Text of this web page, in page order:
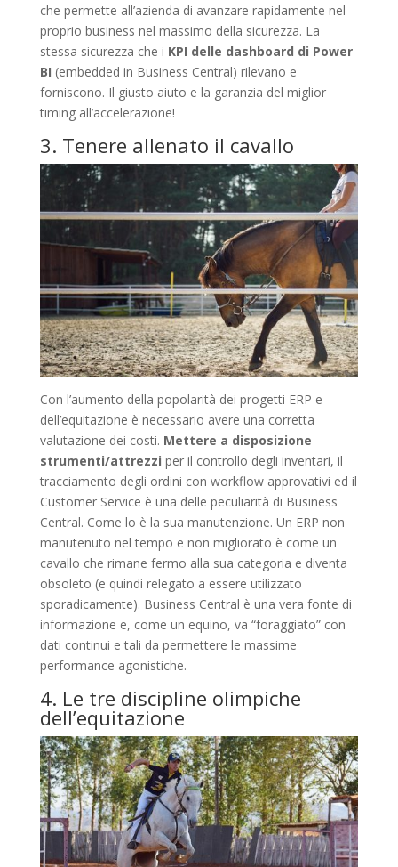
che permette all’azienda di avanzare rapidamente nel
proprio business nel massimo della sicurezza. La
stessa sicurezza che i KPI delle dashboard di Power
BI (embedded in Business Central) rilevano e
forniscono. Il giusto aiuto e la garanzia del miglior
timing all’accelerazione!
3. Tenere allenato il cavallo
Con l’aumento della popolarità dei progetti ERP e
dell’equitazione è necessario avere una corretta
valutazione dei costi. Mettere a disposizione
strumenti/attrezzi per il controllo degli inventari, il
tracciamento degli ordini con workflow approvativi ed il
Customer Service è una delle peculiarità di Business
Central. Come lo è la sua manutenzione. Un ERP non
manutenuto nel tempo e non migliorato è come un
cavallo che rimane fermo alla sua categoria e diventa
obsoleto (e quindi relegato a essere utilizzato
sporadicamente). Business Central è una vera fonte di
informazione e, come un equino, va “foraggiato” con
dati continui e tali da permettere le massime
performance agonistiche.
4. Le tre discipline olimpiche
dell’equitazione